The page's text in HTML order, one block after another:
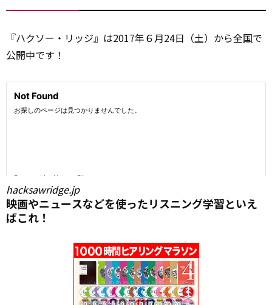
『ハクソー・リッジ』は2017年６月24日（土）から全国で
公開中です！
hacksawridge.jp
映画やニュースなどを使ったリスニング学習といえ
ばこれ！